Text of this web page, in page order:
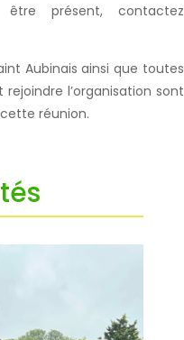
présent, contactez
Aubinais ainsi que toutes
l’organisation sont
réunion.